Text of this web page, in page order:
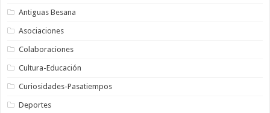
Antiguas Besana
Asociaciones
Colaboraciones
Cultura-Educación
Curiosidades-Pasatiempos
Deportes